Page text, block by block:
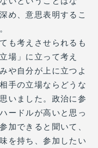
め、意思表明するこ
も考えさせられるも
場」に立って考え
や自分が上に立つよ
手の立場ならどうな
いました。政治に参
ードルが高いと思っ
加できると聞いて、
を持ち、参加したい